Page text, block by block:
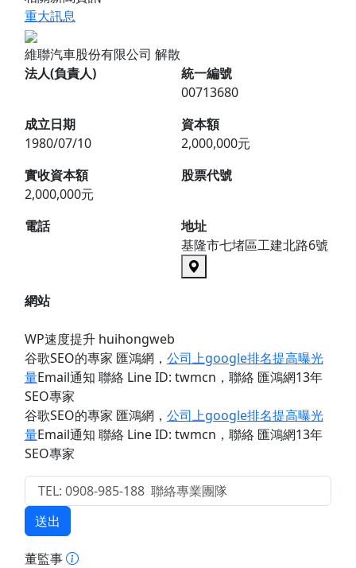
重大訊息
維聯汽車股份有限公司 解散
法人(負責人)
統一編號
00713680
成立日期
1980/07/10
資本額
2,000,000元
實收資本額
2,000,000元
股票代號
電話
地址
基隆市七堵區工建北路6號
網站
WP速度提升 huihongweb
谷歌SEO的專家 匯鴻網 ， 公司上google排名提高曝光
量Email通知 聯絡 Line ID: twmcn ，聯絡 匯鴻網13年
SEO專家
谷歌SEO的專家 匯鴻網 ， 公司上google排名提高曝光
量Email通知 聯絡 Line ID: twmcn ，聯絡 匯鴻網13年
SEO專家
送出
董監事